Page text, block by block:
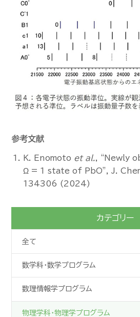
カテゴリー
全て
数学科・数学プログラム
数理情報学プログラム
物理学科・物理学プログラム
参考文献
K. Enomoto et al.
, “Newly
Ω = 1 state of PbO”, J.
134306 (2024)